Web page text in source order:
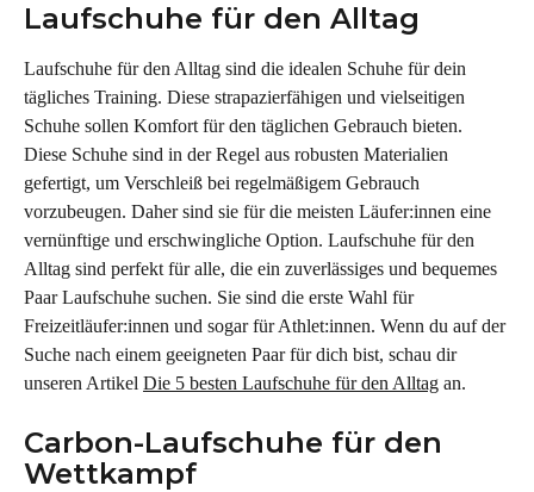
Laufschuhe für den Alltag
Laufschuhe für den Alltag sind die idealen Schuhe für dein
tägliches Training. Diese strapazierfähigen und vielseitigen
Schuhe sollen Komfort für den täglichen Gebrauch bieten.
Diese Schuhe sind in der Regel aus robusten Materialien
gefertigt, um Verschleiß bei regelmäßigem Gebrauch
vorzubeugen. Daher sind sie für die meisten Läufer:innen eine
vernünftige und erschwingliche Option. Laufschuhe für den
Alltag sind perfekt für alle, die ein zuverlässiges und bequemes
Paar Laufschuhe suchen. Sie sind die erste Wahl für
Freizeitläufer:innen und sogar für Athlet:innen. Wenn du auf der
Suche nach einem geeigneten Paar für dich bist, schau dir
unseren Artikel Die 5 besten Laufschuhe für den Alltag an.
Carbon-Laufschuhe für den
Wettkampf